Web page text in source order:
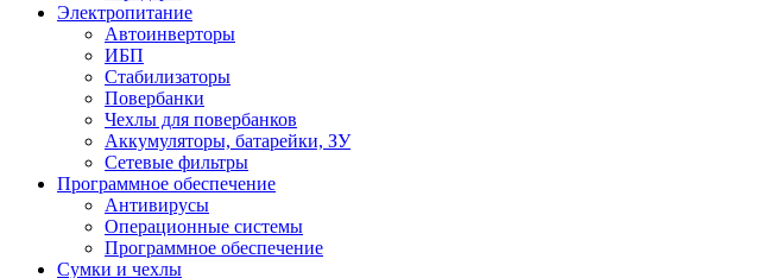
Электропитание
Автоинверторы
ИБП
Стабилизаторы
Повербанки
Чехлы для повербанков
Аккумуляторы, батарейки, ЗУ
Сетевые фильтры
Программное обеспечение
Антивирусы
Операционные системы
Программное обеспечение
Сумки и чехлы